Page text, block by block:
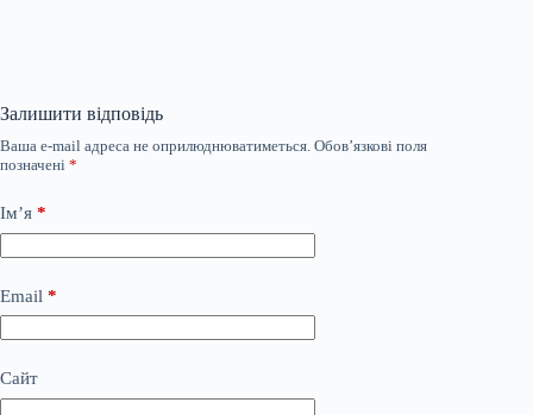
Залишити відповідь
Ваша e-mail адреса не оприлюднюватиметься. Обов’язкові поля
позначені *
Ім’я *
Email *
Сайт